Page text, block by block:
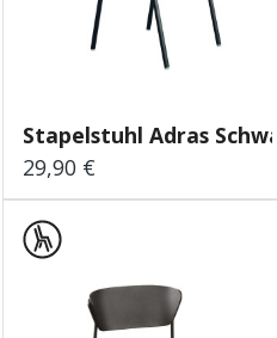
Stapelstuhl Adras
Regulärer Preis:
29,90 €